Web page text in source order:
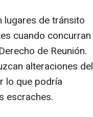
lugares de tránsito
cuando concurran
de Reunión.
alteraciones del
lo que podría
escraches.